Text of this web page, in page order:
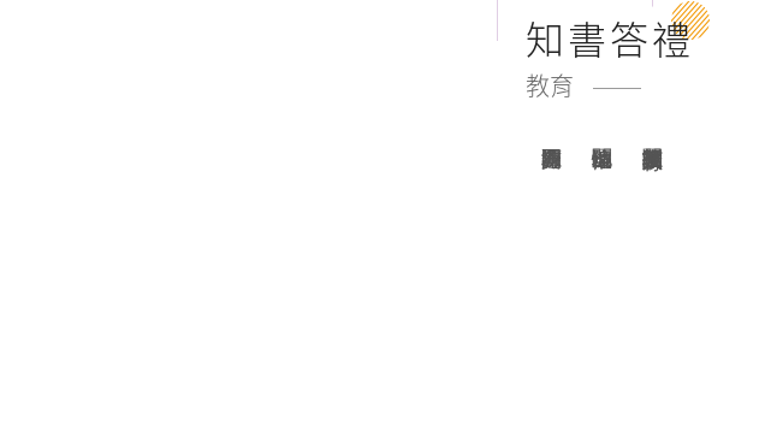
知書答禮
教育